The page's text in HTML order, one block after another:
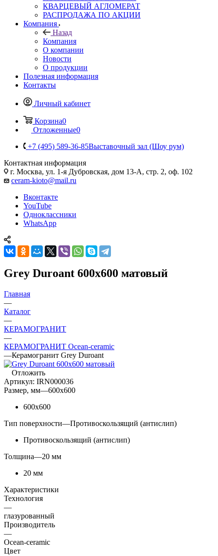
КВАРЦЕВЫЙ АГЛОМЕРАТ
РАСПРОДАЖА ПО АКЦИИ
Компания
Назад
Компания
О компании
Новости
О продукции
Полезная информация
Контакты
Личный кабинет
Корзина0
Отложенные0
+7 (495) 589-36-85Выставочный зал (Шоу рум)
Контактная информация
г. Москва, ул. 1-я Дубровская, дом 13-А, стр. 2, оф. 102
ceram-kioto@mail.ru
Вконтакте
YouTube
Одноклассники
WhatsApp
Grey Duroant 600x600 матовый
Главная
—
Каталог
—
КЕРАМОГРАНИТ
—
КЕРАМОГРАНИТ Ocean-ceramic
—Керамогранит Grey Duroant
Отложить
Артикул: IRN000036
Размер, мм—600x600
600x600
Тип поверхности—Противоскользящий (антислип)
Противоскользящий (антислип)
Толщина—20 мм
20 мм
Характеристики
Технология
—
глазурованный
Производитель
—
Ocean-ceramic
Цвет